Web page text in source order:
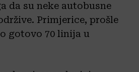
da su neke autobusne
Primjerice, prošle
gotovo 70 linija u